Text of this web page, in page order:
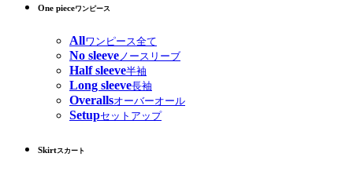
One pieceワンピース
Allワンピース全て
No sleeve ノースリーブ
Half sleeve半袖
Long sleeve長袖
Overallsオーバーオール
Setupセットアップ
Skirtスカート